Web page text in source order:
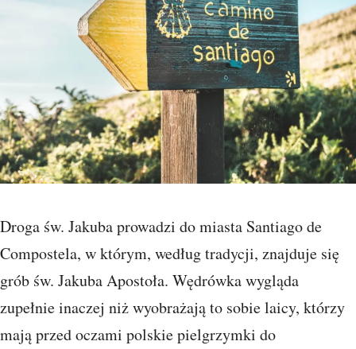
Droga św. Jakuba prowadzi do miasta Santiago de
Compostela, w którym, według tradycji, znajduje się
grób św. Jakuba Apostoła. Wędrówka wygląda
zupełnie inaczej niż wyobrażają to sobie laicy, którzy
mają przed oczami polskie pielgrzymki do